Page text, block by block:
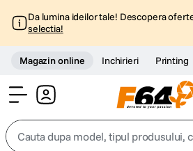
Da lumina ideilor tale! Descopera
selectia!
Magazin online Inchirieri Printing
Cauta dupa model, tipul produsului,